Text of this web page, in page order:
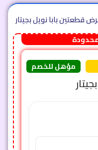
قطعتين بابا نويل بجيتار
مؤهل للخصم